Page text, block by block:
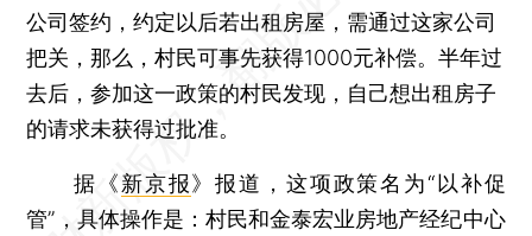
公司签约，约定以后若出租房屋，需通过这家公司
把关，那么，村民可事先获得1000元补偿。半年过
去后，参加这一政策的村民发现，自己想出租房子
的请求未获得过批准。
据《新京报》报道，这项政策名为“以补促
管”，具体操作是：村民和金泰宏业房地产经纪中心